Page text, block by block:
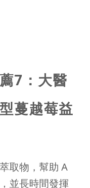
7：大醫
蔓越莓益
取物，幫助 A
並長時間發揮